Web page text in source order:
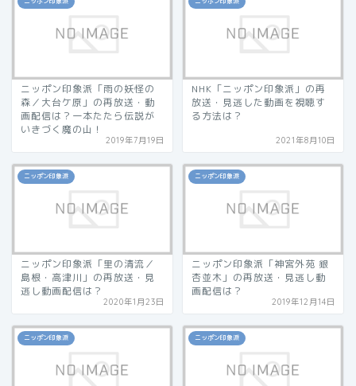
ニッポン印象派「雨の妖怪の
森／大台ケ原」の再放送・動
画配信は？一本たたら伝説が
いきづく魔の山！
2019年7月19日
NHK「ニッポン印象派」の再
放送・見逃した動画を視聴す
る方法は？
2021年8月10日
ニッポン印象派
ニッポン印象派「里の清流／
島根・高津川」の再放送・見
逃し動画配信は？
2020年1月23日
ニッポン印象派
ニッポン印象派「神宮外苑 銀
杏並木」の再放送・見逃し動
画配信は？
2019年12月14日
ニッポン印象派 ニッポン印象派